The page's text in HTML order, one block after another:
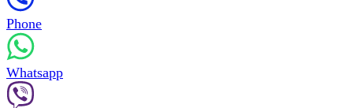
Phone
Whatsapp